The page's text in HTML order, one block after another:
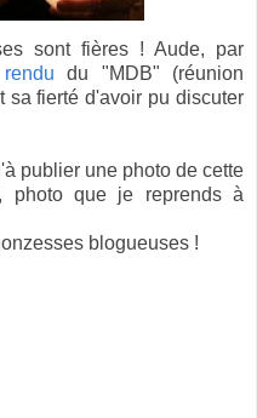
sont fières ! Aude, par
du "MDB" (réunion
sa fierté d'avoir pu discuter
publier une photo de cette
photo que je reprends à
blogueuses !